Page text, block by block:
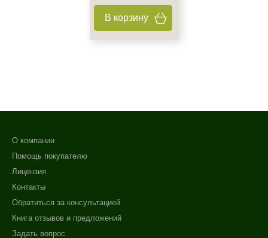
В корзину
О компании
Помощь покупателю
Лицензия
Контакты
Обратиться за консультацией
Книга отзывов и предложений
Задать вопрос